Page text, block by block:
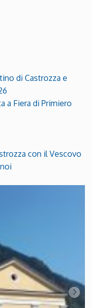
di Castrozza e
a Fiera di Primiero
con il Vescovo